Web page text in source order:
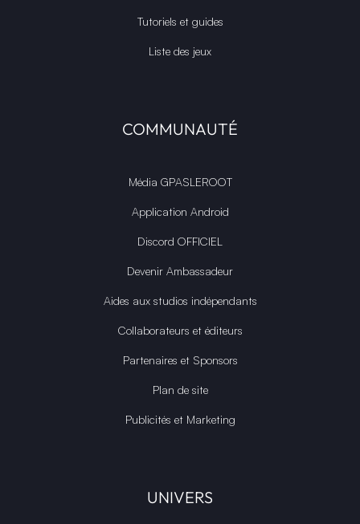
Tutoriels et guides
Liste des jeux
COMMUNAUTÉ
Média GPASLEROOT
Application Android
Discord OFFICIEL
Devenir Ambassadeur
Aides aux studios indépendants
Collaborateurs et éditeurs
Partenaires et Sponsors
Plan de site
Publicités et Marketing
UNIVERS